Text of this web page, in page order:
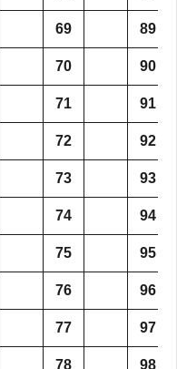
69 89
70 90
71 91
72 92
73 93
74 94
75 95
76 96
77 97
78 98